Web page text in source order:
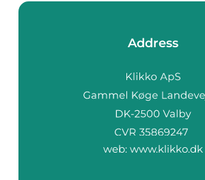
Address
web: www.klikko.dk